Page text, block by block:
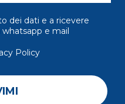
dei dati e a ricevere
e mail
Policy